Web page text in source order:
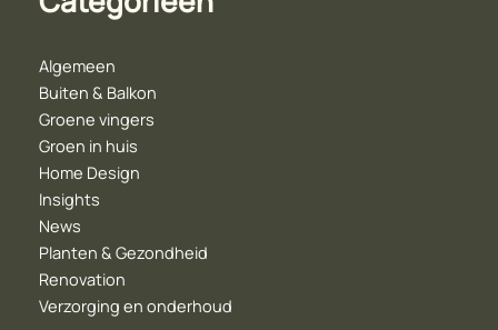
Algemeen
Buiten & Balkon
Groene vingers
Groen in huis
Home Design
Insights
News
Planten & Gezondheid
Renovation
Verzorging en onderhoud